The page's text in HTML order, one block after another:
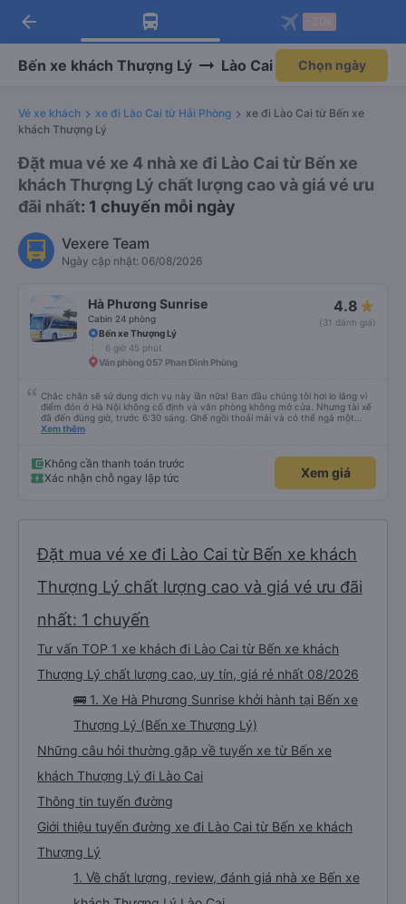
Tải app Vexere ngay!
Nhận ưu đãi thành viên độc
Mở app
Tải app Vexere
-30k/ghế khi đặt vé máy bay qua
Mở app
arrow_back
Bến xe khách Thượng Lý Lào Cai Chọn ngày
Vé xe khách xe đi Lào Cai từ Hải Phòng
xe đi Lào Cai từ Bến xe
khách Thượng Lý
Đặt mua vé xe 4 nhà xe đi Lào Cai từ Bến xe
khách Thượng Lý chất lượng cao và giá vé ưu
đãi nhất: 1 chuyến mỗi ngày
Vexere Team
Ngày cập nhật: 06/08/2026
Hà Phương Sunrise
Cabin 24 phòng
4.8
(31 đánh giá)
Bến xe Thượng Lý
6 giờ 45 phút
Văn phòng 057 Phan Đình Phùng
Chắc chắn sẽ sử dụng dịch vụ này lần nữa! Ban đầu chúng tôi hơi lo lắng vì
điểm đón ở Hà Nội không cố định và văn phòng không mở cửa. Nhưng tài xế
đã đến đúng giờ, trước 6:30 sáng. Ghế ngồi thoải mái và có thể ngả một
chút. Mỗi ghế đều có chai nước miễn phí và cổng sạc. Họ thậm chí còn cung
và giúp chúng tôi tìm chuyến xe tiếp theo. Dịch vụ thực sự xuất sắc.
Xem thêm
Không cần thanh toán trước
Xác nhận chỗ ngay lập tức
Xem giá
Đặt mua vé xe đi Lào Cai từ Bến xe khách
Thượng Lý chất lượng cao và giá vé ưu đãi
nhất: 1 chuyến
Tư vấn TOP 1 xe khách đi Lào Cai từ Bến xe khách
Thượng Lý chất lượng cao, uy tín, giá rẻ nhất 08/2026
🚌 1. Xe Hà Phương Sunrise khởi hành tại Bến xe
Thượng Lý (Bến xe Thượng Lý)
Những câu hỏi thường gặp về tuyến xe từ Bến xe
khách Thượng Lý đi Lào Cai
Thông tin tuyến đường
Giới thiệu tuyến đường xe đi Lào Cai từ Bến xe khách
Thượng Lý
1. Về chất lượng, review, đánh giá nhà xe Bến xe